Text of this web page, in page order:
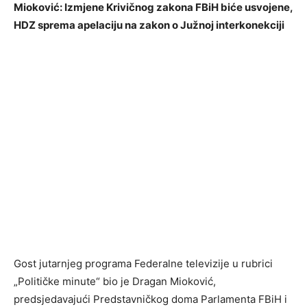
Mioković: Izmjene Krivičnog zakona FBiH biće usvojene,
HDZ sprema apelaciju na zakon o Južnoj interkonekciji
Gost jutarnjeg programa Federalne televizije u rubrici
„Političke minute“ bio je Dragan Mioković,
predsjedavajući Predstavničkog doma Parlamenta FBiH i